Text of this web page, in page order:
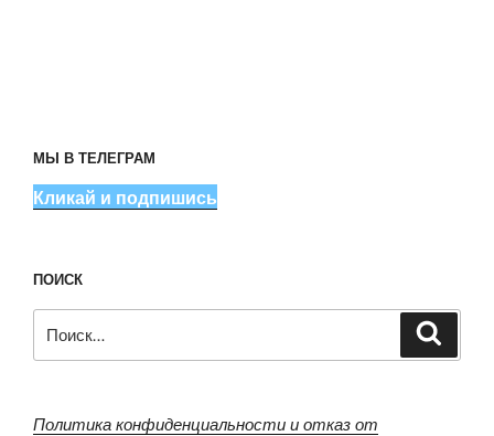
МЫ В ТЕЛЕГРАМ
Кликай и подпишись
ПОИСК
Политика конфиденциальности и отказ от